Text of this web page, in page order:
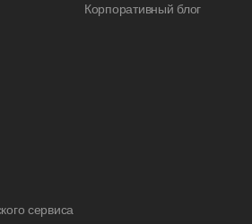
сервиса
Корпоративный блог